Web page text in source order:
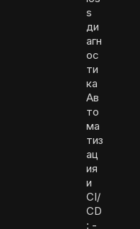
s
ди
агн
ос
ти
ка
Ав
то
ма
тиз
ац
ия
и
CI/
CD
: -